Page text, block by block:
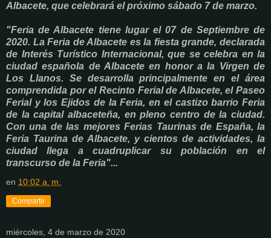
Albacete, que celebrará el próximo sábado 7 de marzo.
"Feria de Albacete tiene lugar el 07 de Septiembre de
2020. La Feria de Albacete es la fiesta grande, declarada
de Interés Turístico Internacional, que se celebra en la
ciudad española de Albacete en honor a la Virgen de
Los Llanos. Se desarrolla principalmente en el área
comprendida por el Recinto Ferial de Albacete, el Paseo
Ferial y los Ejidos de la Feria, en el castizo barrio Feria
de la capital albaceteña, en pleno centro de la ciudad.
Con una de las mejores Ferias Taurinas de España, la
Feria Taurina de Albacete, y cientos de actividades, la
ciudad llega a cuadruplicar su población en el
transcurso de la Feria"...
en 10:02 a. m.
Compartir
miércoles, 4 de marzo de 2020